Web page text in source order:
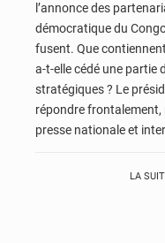
l’annonce des
démocratique du
fusent. Que
a-t-elle cédé une partie
stratégiques ? Le
répondre frontalement,
presse nationale et
LA